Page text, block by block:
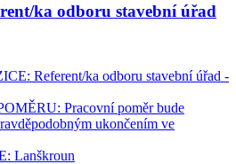
ka odboru stavební úřad
Referent/ka odboru stavební úřad -
Pracovní poměr bude
ukončením ve
Lanškroun